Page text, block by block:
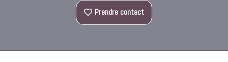
Prendre contact